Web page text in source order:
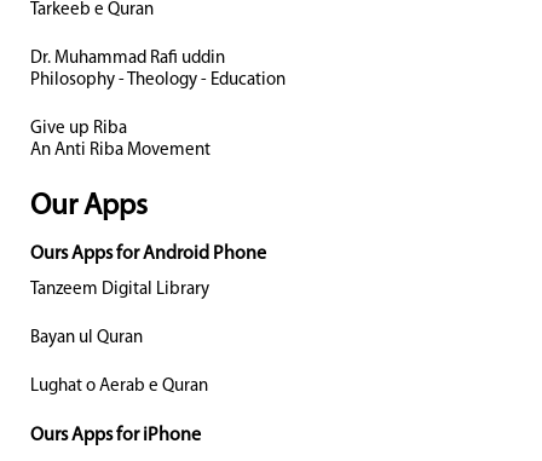
Tarkeeb e Quran
Dr. Muhammad Rafi uddin
Philosophy - Theology - Education
Give up Riba
An Anti Riba Movement
Our Apps
Ours Apps for Android Phone
Tanzeem Digital Library
Bayan ul Quran
Lughat o Aerab e Quran
Ours Apps for iPhone